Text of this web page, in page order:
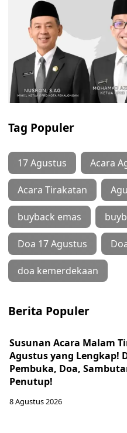
Tag Populer
17 Agustus Acara
Acara Tirakatan
buyback emas
Doa 17 Agustus
doa kemerdekaan
Berita Populer
Susunan Acara Malam
Agustus yang Lengkap!
Pembuka, Doa,
Penutup!
8 Agustus 2026